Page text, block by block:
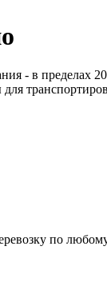
- в пределах
по